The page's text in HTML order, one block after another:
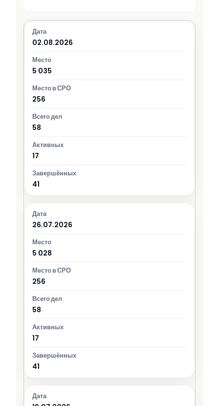
02.08.2026
5 035
256
58
17
41
26.07.2026
5 028
256
58
17
41